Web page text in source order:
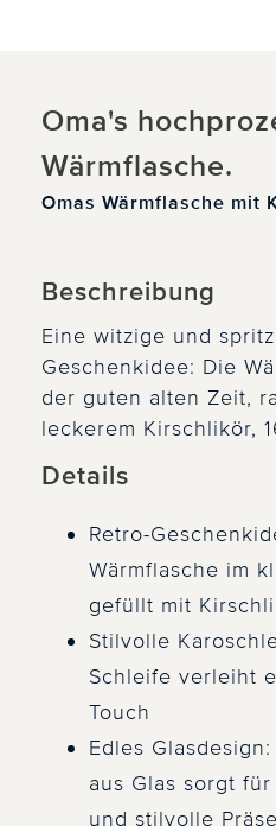
Oma's
Wärmflasche.
Omas Wärmflasche mit
Beschreibung
Eine witzige und
Geschenkidee: Die
der guten alten Zeit,
leckerem Kirschlikör,
Details
Retro-
Wärmflasche im
gefüllt mit
Stilvolle
Schleife verleiht
Touch
Edles
aus Glas sorgt
und stilvolle